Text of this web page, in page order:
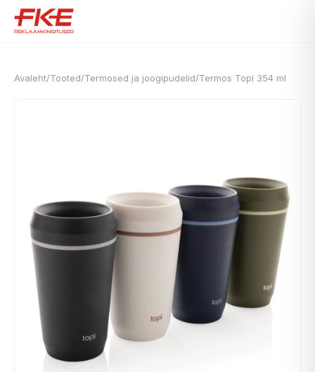
Avaleht/Tooted/Termosed ja joogipudelid/Termos Topl 354 ml